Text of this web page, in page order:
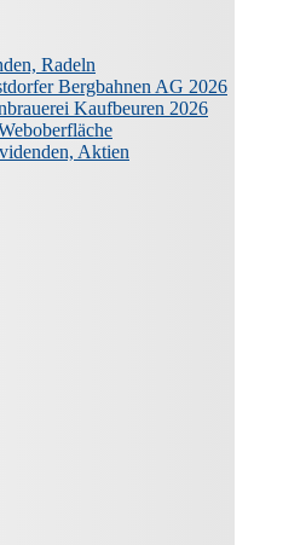
Radeln
Bergbahnen AG 2026
Kaufbeuren 2026
Aktien